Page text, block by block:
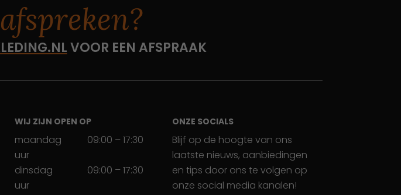
VOOR EEN AFSPRAAK
WIJ ZIJN OPEN OP
maandag
09:00 – 17:30
uur
dinsdag
09:00 – 17:30
uur
ONZE SOCIALS
Blijf op de hoogte van ons
laatste nieuws, aanbiedingen
en tips door ons te volgen op
onze social media kanalen!